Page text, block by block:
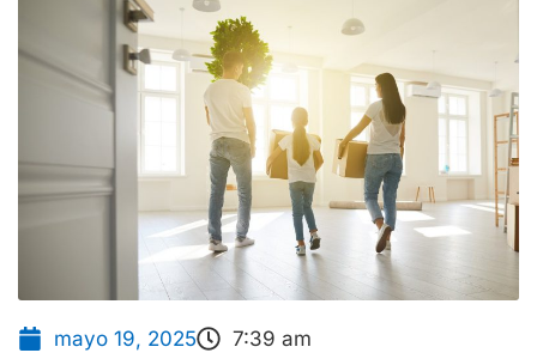
mayo 19, 2025 7:39 am